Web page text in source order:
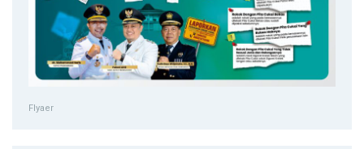
Flyaer